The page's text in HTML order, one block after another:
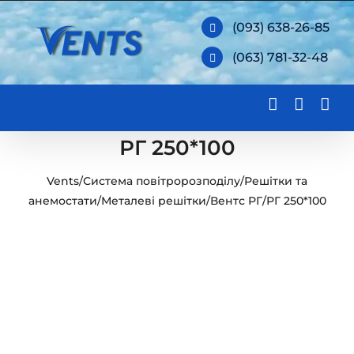
Skip
to
content
(093) 638-26-85
(063) 781-32-48
РГ 250*100
Vents/Система повітророзподілу/Решітки та
анемостати/Металеві решітки/Вентс РГ/РГ 250*100